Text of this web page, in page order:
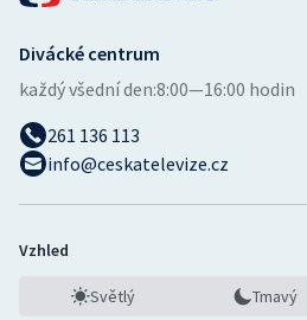
Divácké centrum
každý všední den:8:00—16:00 hodin
261 136 113
info@ceskatelevize.cz
Vzhled
Světlý Tmavý